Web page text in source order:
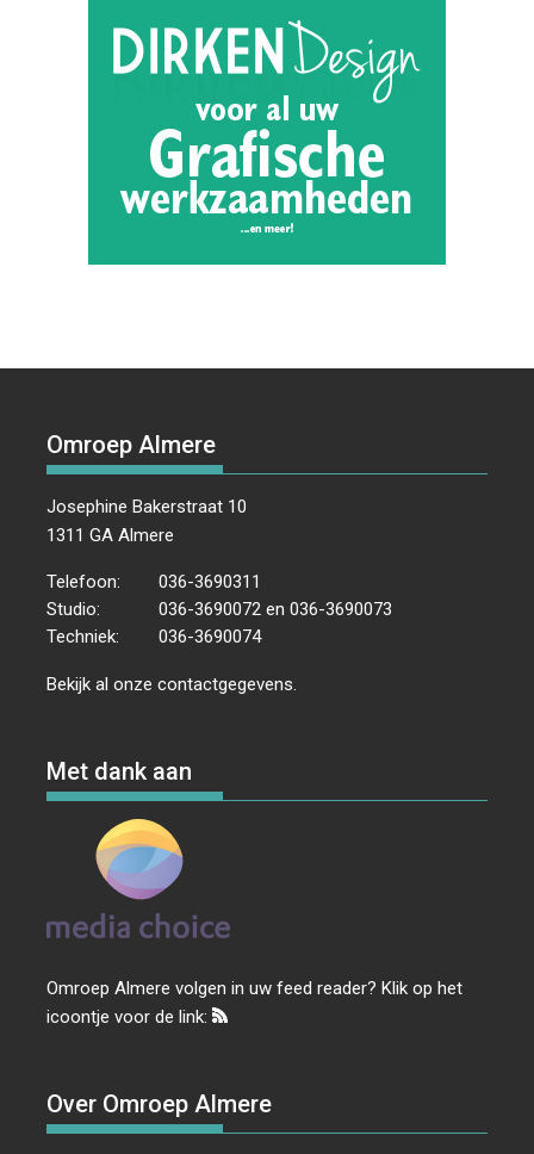
Omroep Almere
Josephine Bakerstraat 10
1311 GA Almere
Telefoon:
036-3690311
Studio:
036-3690072 en 036-3690073
Techniek:
036-3690074
Bekijk al onzecontactgegevens
Met dank aan
Omroep Almere volgen in uw feed reader? Klik op het
icoontje voor de link:
Over Omroep Almere